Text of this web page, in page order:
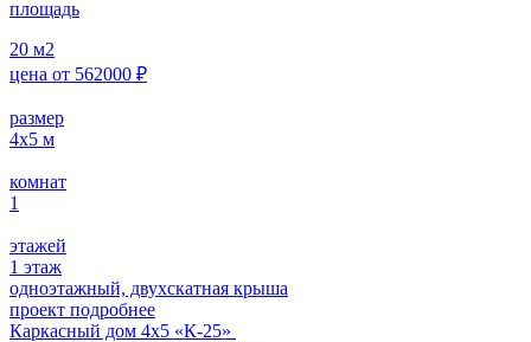
площадь
20 м2
цена от 562000 ₽
размер
4х5 м
комнат
1
этажей
1 этаж
одноэтажный, двухскатная крыша
проект подробнее
Каркасный дом 4х5 «К-25»